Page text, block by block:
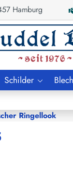
Hamburg
Schilder
Ringellook